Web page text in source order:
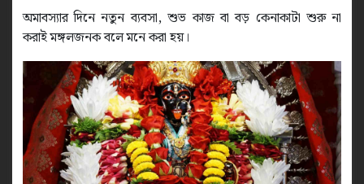
অমাবস্যার দিনে নতুন ব্যবসা, শুভ কাজ বা বড় কেনাকাটা শুরু না
করাই মঙ্গলজনক বলে মনে করা হয়।